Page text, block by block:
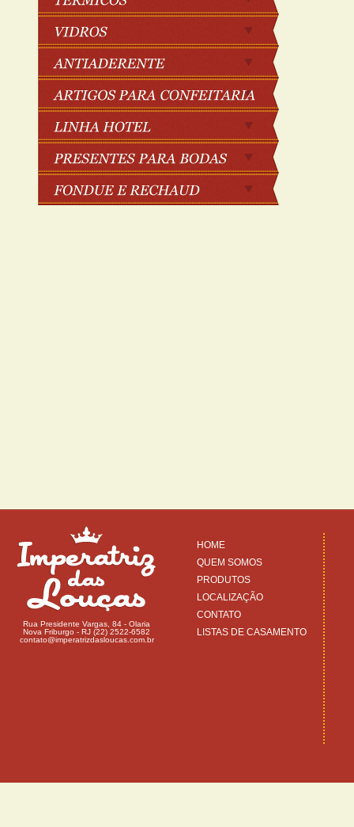
Rua Presidente Vargas, 84 - Olaria
Nova Friburgo - RJ (22) 2522-6582
contato@imperatrizdasloucas.com.br
HOME
QUEM SOMOS
PRODUTOS
LOCALIZAÇÃO
CONTATO
LISTAS DE CASAMENTO